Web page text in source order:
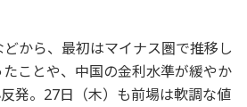
から、最初はマイナス圏で推移し
ことや、中国の金利水準が緩やか
発。27日（木）も前場は軟調な値